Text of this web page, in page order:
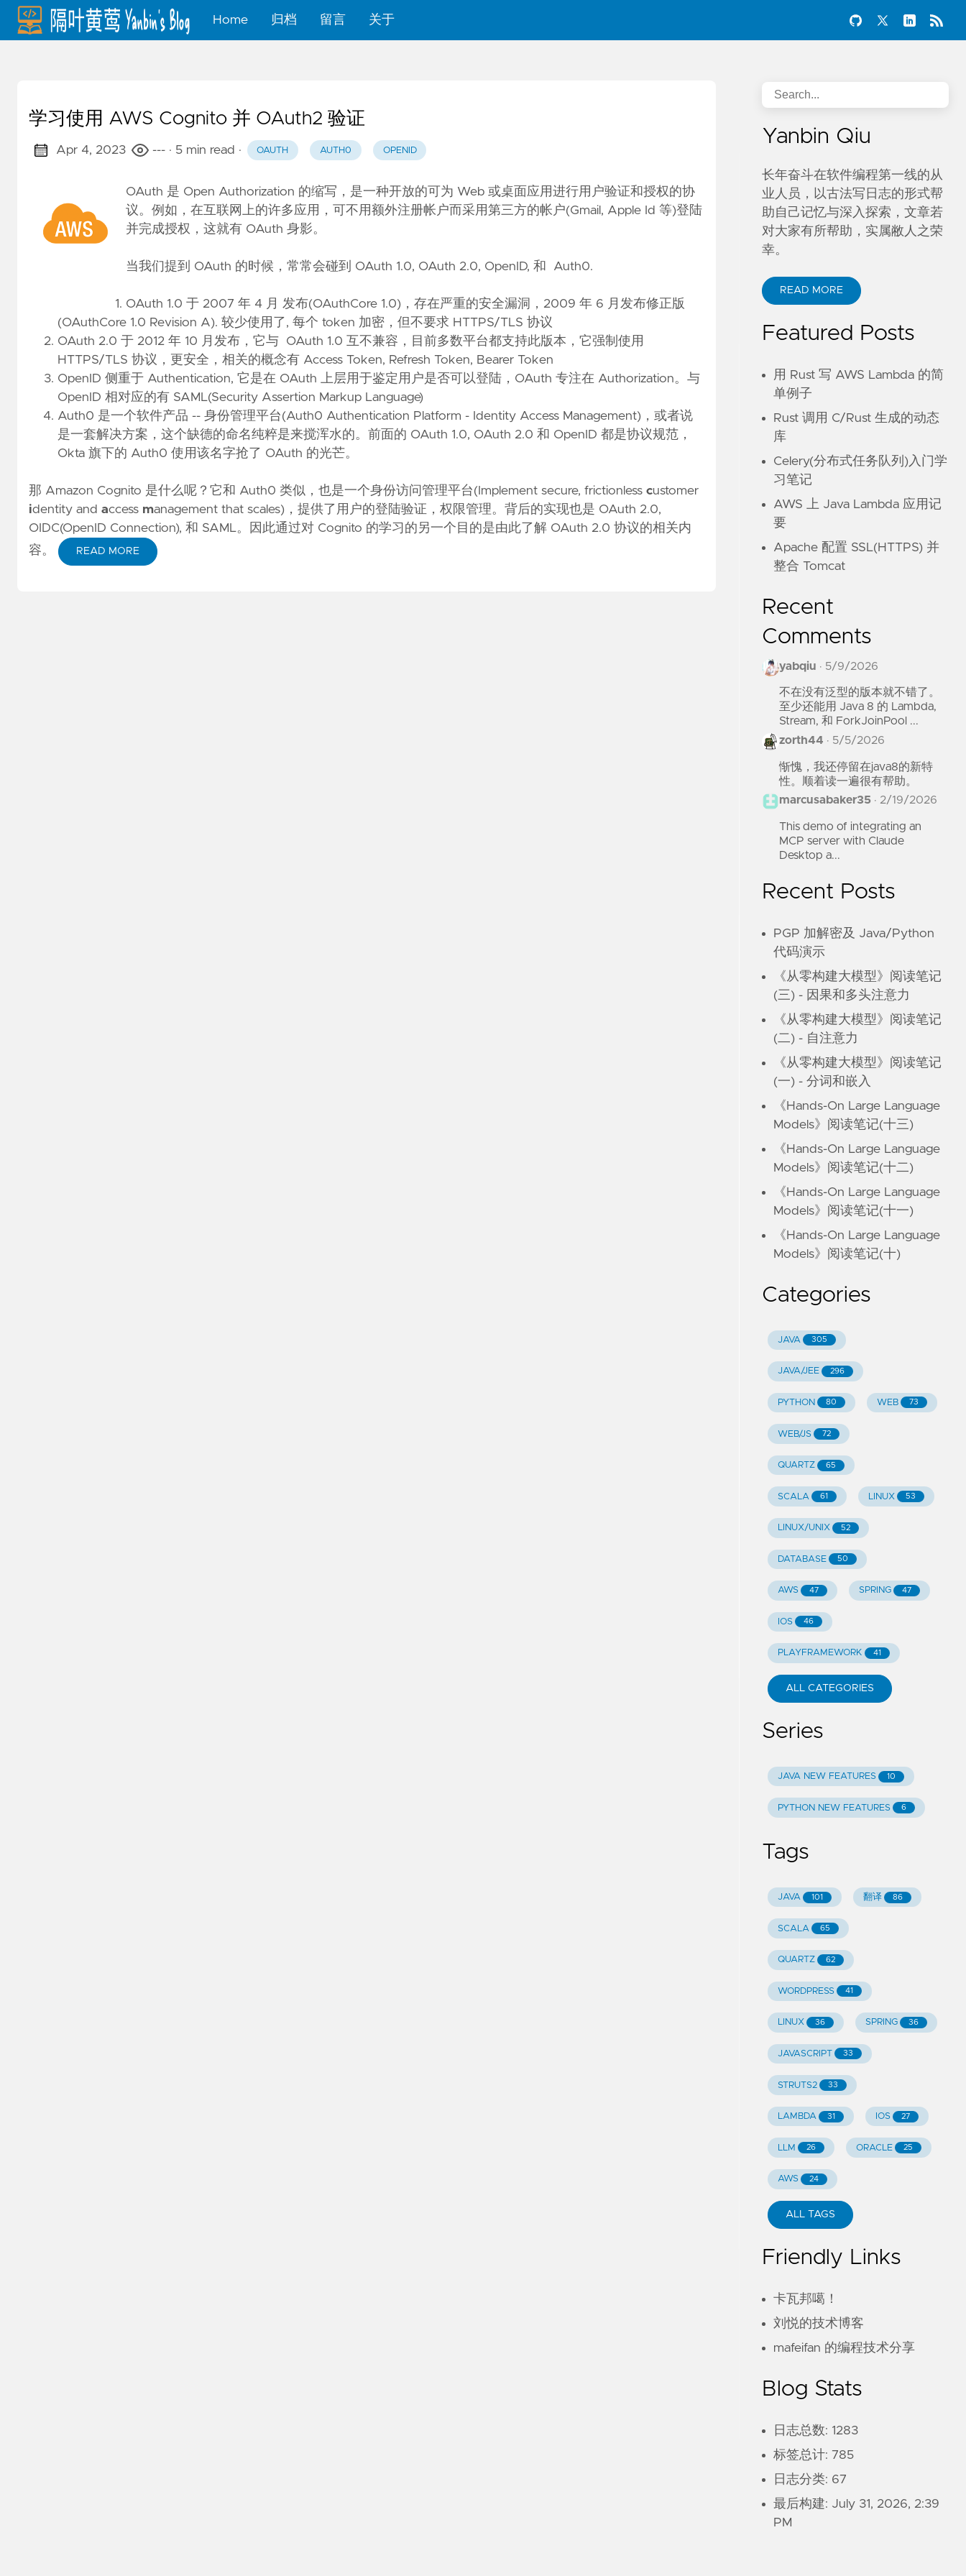
Home 归档 留言 关于
学习使用 AWS Cognito 并 OAuth2 验证
Apr 4, 2023 --- · 5 min read · OAUTH AUTH0 OPENID
OAuth 是 Open Authorization 的缩写，是一种开放的可为 Web 或桌面应用进行用户验证和授权的协
议。例如，在互联网上的许多应用，可不用额外注册帐户而采用第三方的帐户(Gmail, Apple Id 等)登陆
并完成授权，这就有 OAuth 身影。
当我们提到 OAuth 的时候，常常会碰到 OAuth 1.0, OAuth 2.0, OpenID, 和 Auth0.
OAuth 1.0 于 2007 年 4 月 发布(OAuthCore 1.0)，存在严重的安全漏洞，2009 年 6 月发布修正版
(OAuthCore 1.0 Revision A). 较少使用了, 每个 token 加密，但不要求 HTTPS/TLS 协议
OAuth 2.0 于 2012 年 10 月发布，它与 OAuth 1.0 互不兼容，目前多数平台都支持此版本，它强制使用
HTTPS/TLS 协议，更安全，相关的概念有 Access Token, Refresh Token, Bearer Token
OpenID 侧重于 Authentication, 它是在 OAuth 上层用于鉴定用户是否可以登陆，OAuth 专注在 Authorization。与
OpenID 相对应的有 SAML(Security Assertion Markup Language)
Auth0 是一个软件产品 -- 身份管理平台(Auth0 Authentication Platform - Identity Access Management)，或者说
是一套解决方案，这个缺德的命名纯粹是来搅浑水的。前面的 OAuth 1.0, OAuth 2.0 和 OpenID 都是协议规范，
Okta 旗下的 Auth0 使用该名字抢了 OAuth 的光芒。
那 Amazon Cognito 是什么呢？它和 Auth0 类似，也是一个身份访问管理平台(Implement secure, frictionless customer
identity and access management that scales)，提供了用户的登陆验证，权限管理。背后的实现也是 OAuth 2.0,
OIDC(OpenID Connection), 和 SAML。因此通过对 Cognito 的学习的另一个目的是由此了解 OAuth 2.0 协议的相关内
容。
READ MORE
Yanbin Qiu
长年奋斗在软件编程第一线的从
业人员，以古法写日志的形式帮
助自己记忆与深入探索，文章若
对大家有所帮助，实属敝人之荣
幸。
READ MORE
Featured Posts
用 Rust 写 AWS Lambda 的简
单例子
Rust 调用 C/Rust 生成的动态
库
Celery(分布式任务队列)入门学
习笔记
AWS 上 Java Lambda 应用记
要
Apache 配置 SSL(HTTPS) 并
整合 Tomcat
Recent
Comments
yabqiu · 5/9/2026
不在没有泛型的版本就不错了。
至少还能用 Java 8 的 Lambda,
Stream, 和 ForkJoinPool ...
zorth44 · 5/5/2026
惭愧，我还停留在java8的新特
性。顺着读一遍很有帮助。
marcusabaker35 · 2/19/2026
This demo of integrating an
MCP server with Claude
Desktop a...
Recent Posts
PGP 加解密及 Java/Python
代码演示
《从零构建大模型》阅读笔记
(三) - 因果和多头注意力
《从零构建大模型》阅读笔记
(二) - 自注意力
《从零构建大模型》阅读笔记
(一) - 分词和嵌入
《Hands-On Large Language
Models》阅读笔记(十三)
《Hands-On Large Language
Models》阅读笔记(十二)
《Hands-On Large Language
Models》阅读笔记(十一)
《Hands-On Large Language
Models》阅读笔记(十)
Categories
JAVA 305
JAVA/JEE 296
PYTHON 80 WEB 73
WEB/JS 72
QUARTZ 65
SCALA 61 LINUX 53
LINUX/UNIX 52
DATABASE 50
AWS 47 SPRING 47
IOS 46
PLAYFRAMEWORK 41
ALL CATEGORIES
Series
JAVA NEW FEATURES 10
PYTHON NEW FEATURES 6
Tags
JAVA 101 翻译 86
SCALA 65
QUARTZ 62
WORDPRESS 41
LINUX 36 SPRING 36
JAVASCRIPT 33
STRUTS2 33
LAMBDA 31 IOS 27
LLM 26 ORACLE 25
AWS 24
ALL TAGS
Friendly Links
卡瓦邦噶！
刘悦的技术博客
mafeifan 的编程技术分享
Blog Stats
日志总数: 1283
标签总计: 785
日志分类: 67
最后构建: July 31, 2026, 2:39
PM